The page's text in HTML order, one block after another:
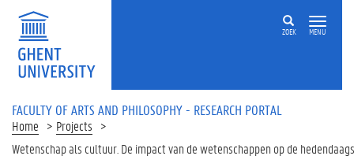
Skip to main content
ZOEK MENU
FACULTY OF ARTS AND PHILOSOPHY - RESEARCH PORTAL
Home
Projects
Wetenschap als cultuur. De impact van de wetenschappen op de